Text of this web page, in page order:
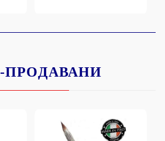
ПРОДАВАНИ